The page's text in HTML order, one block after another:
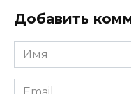
Добавить
Имя
*
Email